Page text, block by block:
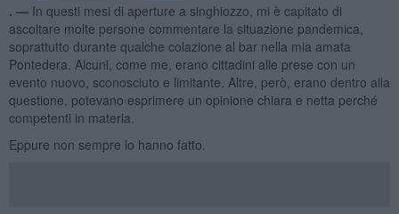
. — In questi mesi di aperture a singhiozzo, mi è capitato di
ascoltare molte persone commentare la situazione pandemica,
soprattutto durante qualche colazione al bar nella mia amata
Pontedera. Alcuni, come me, erano cittadini alle prese con un
evento nuovo, sconosciuto e limitante. Altre, però, erano dentro alla
questione, potevano esprimere un opinione chiara e netta perché
competenti in materia.
Eppure non sempre lo hanno fatto.